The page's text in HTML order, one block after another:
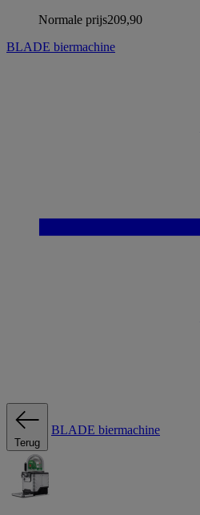
Normale prijs209,90
BLADE biermachine
Terug
BLADE biermachine